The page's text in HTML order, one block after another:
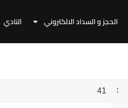
الحجز و السداد الالكتروني النادي
41